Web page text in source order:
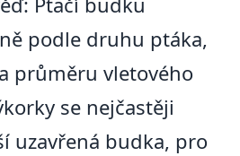
podle druhu ptáka,
průměru vletového
se nejčastěji
uzavřená budka, pro